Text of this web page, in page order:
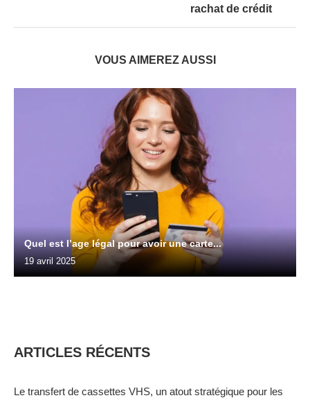
rachat de crédit
VOUS AIMEREZ AUSSI
Quel est l’age légal pour avoir une carte...
19 avril 2025
ARTICLES RÉCENTS
Le transfert de cassettes VHS, un atout stratégique pour les